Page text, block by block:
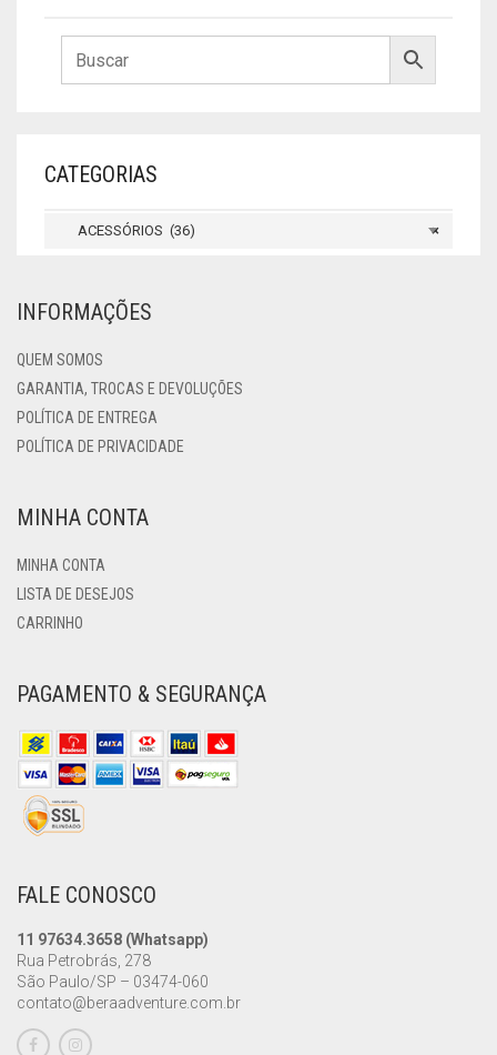
CATEGORIAS
×
ACESSÓRIOS (36)
INFORMAÇÕES
QUEM SOMOS
GARANTIA, TROCAS E DEVOLUÇÕES
POLÍTICA DE ENTREGA
POLÍTICA DE PRIVACIDADE
MINHA CONTA
MINHA CONTA
LISTA DE DESEJOS
CARRINHO
PAGAMENTO & SEGURANÇA
FALE CONOSCO
11 97634.3658 (Whatsapp)
Rua Petrobrás, 278
São Paulo/SP – 03474-060
contato@beraadventure.com.br